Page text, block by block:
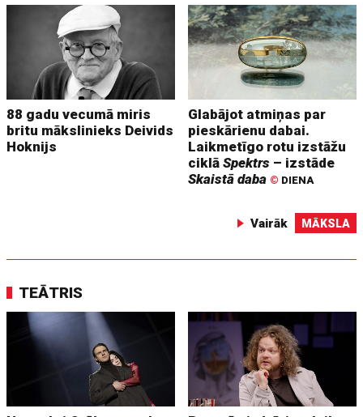
88 gadu vecumā miris
britu mākslinieks Deivids
Hoknijs
Glabājot atmiņas par
pieskārienu dabai.
Laikmetīgo rotu izstāžu
ciklāSpektrs – izstāde
Skaistā daba © DIENA
Vairāk MĀKSLA
TEĀTRIS